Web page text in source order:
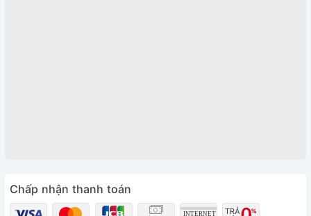
Chấp nhận thanh toán